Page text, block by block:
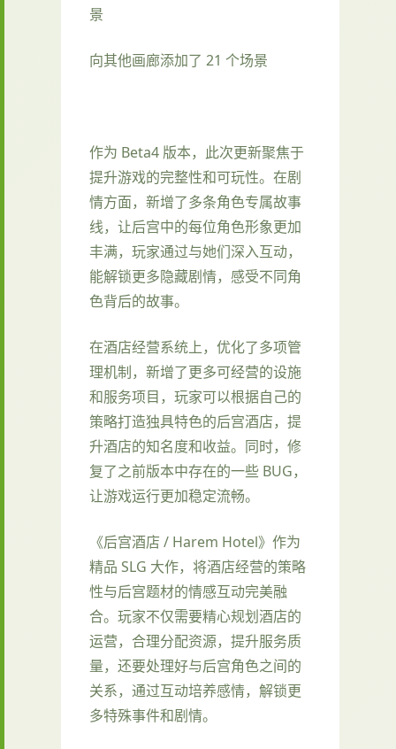
景
向其他画廊添加了 21 个场景
作为 Beta4 版本，此次更新聚焦于
提升游戏的完整性和可玩性。在剧
情方面，新增了多条角色专属故事
线，让后宫中的每位角色形象更加
丰满，玩家通过与她们深入互动，
能解锁更多隐藏剧情，感受不同角
色背后的故事。
在酒店经营系统上，优化了多项管
理机制，新增了更多可经营的设施
和服务项目，玩家可以根据自己的
策略打造独具特色的后宫酒店，提
升酒店的知名度和收益。同时，修
复了之前版本中存在的一些 BUG，
让游戏运行更加稳定流畅。
《后宫酒店 / Harem Hotel》作为
精品 SLG 大作，将酒店经营的策略
性与后宫题材的情感互动完美融
合。玩家不仅需要精心规划酒店的
运营，合理分配资源，提升服务质
量，还要处理好与后宫角色之间的
关系，通过互动培养感情，解锁更
多特殊事件和剧情。